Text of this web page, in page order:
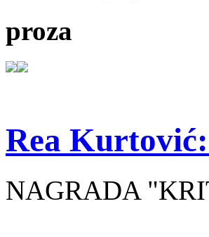
proza
Rea
NAGRADA